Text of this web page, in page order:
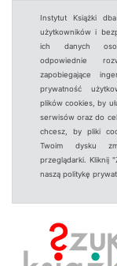
Instytut Książki
użytkowników i
ich danych
odpowiednie
zapobiegające
prywatność
plików cookies, by
serwisów oraz do
chcesz, by pliki
Twoim dysku
przeglądarki. Kliknij
naszą politykę